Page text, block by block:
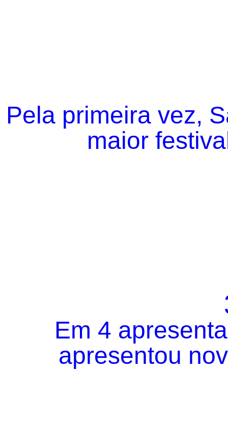
Pela primeira vez,
maior
Em 4
apresentou